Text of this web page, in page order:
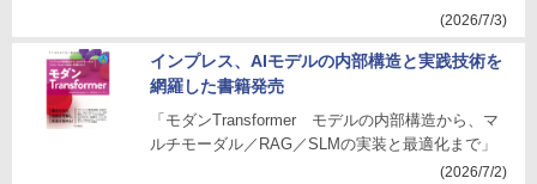
(2026/7/3)
インプレス、AIモデルの内部構造と実践技術を
網羅した書籍発売
「モダンTransformer モデルの内部構造から、マ
ルチモーダル／RAG／SLMの実装と最適化まで」
(2026/7/2)